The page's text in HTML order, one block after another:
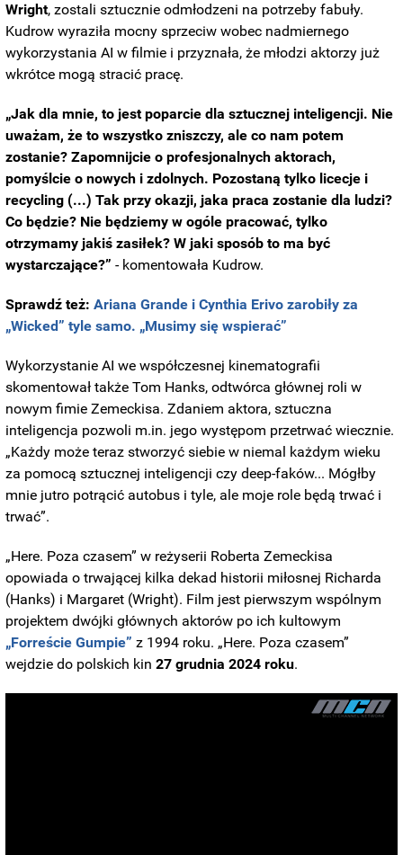
Wright, zostali sztucznie odmłodzeni na potrzeby fabuły.
Kudrow wyraziła mocny sprzeciw wobec nadmiernego
wykorzystania AI w filmie i przyznała, że młodzi aktorzy już
wkrótce mogą stracić pracę.
„Jak dla mnie, to jest poparcie dla sztucznej inteligencji. Nie
uważam, że to wszystko zniszczy, ale co nam potem
zostanie? Zapomnijcie o profesjonalnych aktorach,
pomyślcie o nowych i zdolnych. Pozostaną tylko licecje i
recycling (...) Tak przy okazji, jaka praca zostanie dla ludzi?
Co będzie? Nie będziemy w ogóle pracować, tylko
otrzymamy jakiś zasiłek? W jaki sposób to ma być
wystarczające?” - komentowała Kudrow.
Sprawdź też:Ariana Grande i Cynthia Erivo zarobiły za
„Wicked” tyle samo. „Musimy się wspierać”
Wykorzystanie AI we współczesnej kinematografii
skomentował także Tom Hanks, odtwórca głównej roli w
nowym fimie Zemeckisa. Zdaniem aktora, sztuczna
inteligencja pozwoli m.in. jego występom przetrwać wiecznie.
„Każdy może teraz stworzyć siebie w niemal każdym wieku
za pomocą sztucznej inteligencji czy deep-faków... Mógłby
mnie jutro potrącić autobus i tyle, ale moje role będą trwać i
trwać”.
„Here. Poza czasem” w reżyserii Roberta Zemeckisa
opowiada o trwającej kilka dekad historii miłosnej Richarda
(Hanks) i Margaret (Wright). Film jest pierwszym wspólnym
projektem dwójki głównych aktorów po ich kultowym
„Forreście Gumpie” z 1994 roku. „Here. Poza czasem”
wejdzie do polskich kin27 grudnia 2024 roku.